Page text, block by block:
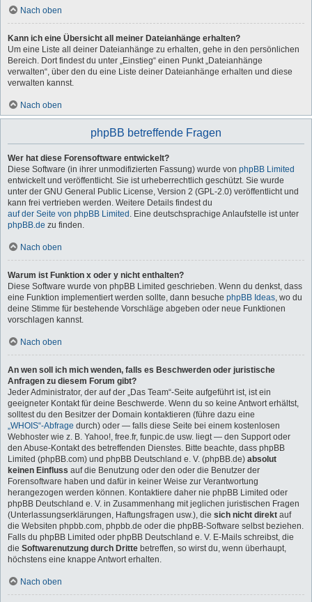
Nach oben
Kann ich eine Übersicht all meiner Dateianhänge erhalten?
Um eine Liste all deiner Dateianhänge zu erhalten, gehe in den persönlichen
Bereich. Dort findest du unter „Einstieg“ einen Punkt „Dateianhänge
verwalten“, über den du eine Liste deiner Dateianhänge erhalten und diese
verwalten kannst.
Nach oben
phpBB betreffende Fragen
Wer hat diese Forensoftware entwickelt?
Diese Software (in ihrer unmodifizierten Fassung) wurde von phpBB Limited
entwickelt und veröffentlicht. Sie ist urheberrechtlich geschützt. Sie wurde
unter der GNU General Public License, Version 2 (GPL-2.0) veröffentlicht und
kann frei vertrieben werden. Weitere Details findest du
auf der Seite von phpBB Limited . Eine deutschsprachige Anlaufstelle ist unter
phpBB.de zu finden.
Nach oben
Warum ist Funktion x oder y nicht enthalten?
Diese Software wurde von phpBB Limited geschrieben. Wenn du denkst, dass
eine Funktion implementiert werden sollte, dann besuche phpBB Ideas, wo du
deine Stimme für bestehende Vorschläge abgeben oder neue Funktionen
vorschlagen kannst.
Nach oben
An wen soll ich mich wenden, falls es Beschwerden oder juristische
Anfragen zu diesem Forum gibt?
Jeder Administrator, der auf der „Das Team“-Seite aufgeführt ist, ist ein
geeigneter Kontakt für deine Beschwerde. Wenn du so keine Antwort erhältst,
solltest du den Besitzer der Domain kontaktieren (führe dazu eine
„WHOIS“-Abfrage durch) oder — falls diese Seite bei einem kostenlosen
Webhoster wie z. B. Yahoo!, free.fr, funpic.de usw. liegt — den Support oder
den Abuse-Kontakt des betreffenden Dienstes. Bitte beachte, dass phpBB
Limited (phpBB.com) und phpBB Deutschland e. V. (phpBB.de) absolut
keinen Einfluss auf die Benutzung oder den oder die Benutzer der
Forensoftware haben und dafür in keiner Weise zur Verantwortung
herangezogen werden können. Kontaktiere daher nie phpBB Limited oder
phpBB Deutschland e. V. in Zusammenhang mit jeglichen juristischen Fragen
(Unterlassungserklärungen, Haftungsfragen usw.), die sich nicht direkt auf
die Websiten phpbb.com, phpbb.de oder die phpBB-Software selbst beziehen.
Falls du phpBB Limited oder phpBB Deutschland e. V. E-Mails schreibst, die
die Softwarenutzung durch Dritte betreffen, so wirst du, wenn überhaupt,
höchstens eine knappe Antwort erhalten.
Nach oben